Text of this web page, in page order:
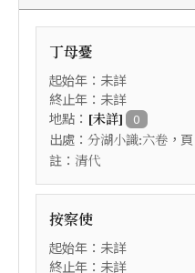
丁母憂
起始年：未詳
終止年：未詳
地點： [未詳] 0
出處： 分湖小識:六卷 ，頁
註： 清代
按察使
起始年：未詳
終止年：未詳